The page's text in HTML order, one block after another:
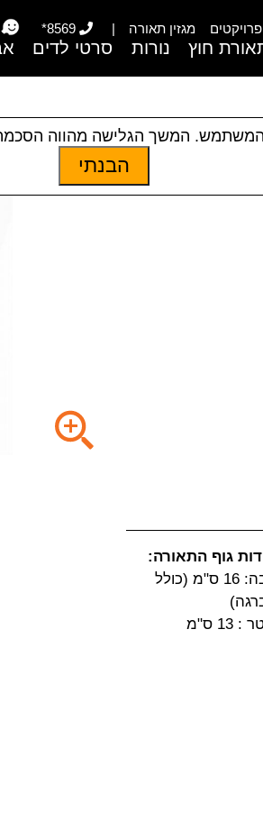
פרויקטים מגזין תאורה |
8569*
חוץ נורות סרטי לדים
גוף התאורה:
גובה: 16 ס"מ (כולל
: 13 ס"מ
המשך הגלישה מהווה
הבנתי